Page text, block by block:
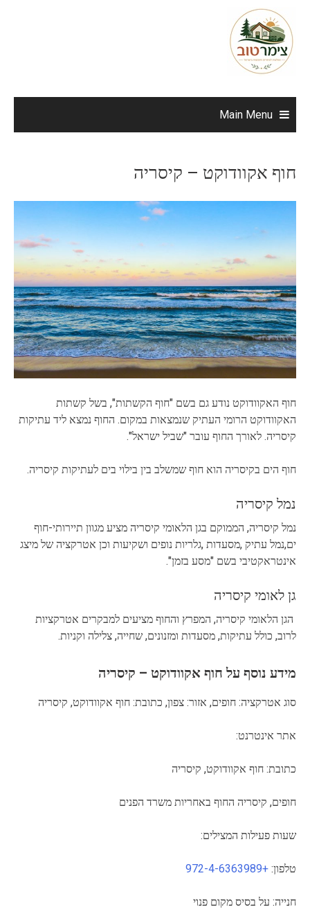
content
Main Menu
חוף אקוודוקט – קיסריה
חוף האקוודוקט נודע גם בשם "חוף הקשתות", בשל קשתות
האקוודוקט הרומי העתיק שנמצאות במקום. החוף נמצא ליד עתיקות
קיסריה. לאורך החוף עובר "שביל ישראל".
חוף הים בקיסריה הוא חוף שמשלב בין בילוי בים לעתיקות קיסריה.
נמל קיסריה
נמל קיסריה, הממוקם בגן הלאומי קיסריה מציע מגוון תיירותי-חוף
ים,נמל עתיק ,מסעדות ,גלריות נופים ושקיעות וכן אטרקציה של מיצג
אינטראקטיבי בשם "מסע בזמן".
גן לאומי קיסריה
הגן הלאומי קיסריה, המפרץ והחוף מציעים למבקרים אטרקציות
לרוב, כולל עתיקות, מסעדות ומזנונים, שחייה, צלילה וקניות.
מידע נוסף על חוף אקוודוקט – קיסריה
סוג אטרקציה: חופים, אזור: צפון, כתובת: חוף אקוודוקט, קיסריה
אתר אינטרנט:
כתובת: חוף אקוודוקט, קיסריה
חופים, קיסריה החוף באחריות משרד הפנים
שעות פעילות המצילים:
טלפון: +972-4-6363989
חנייה: על בסיס מקום פנוי